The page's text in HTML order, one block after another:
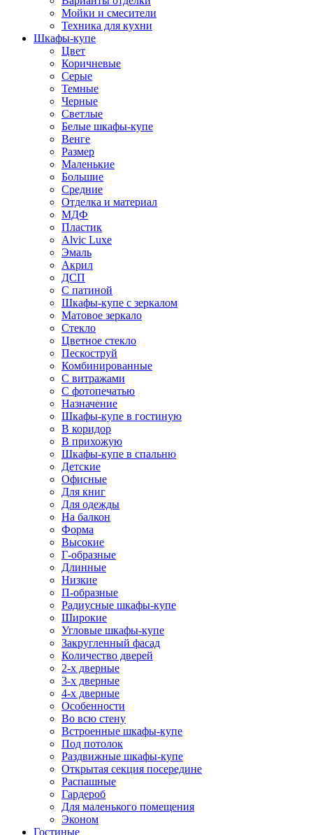
Мойки и смесители
Техника для кухни
Шкафы-купе
Цвет
Коричневые
Серые
Темные
Черные
Светлые
Белые шкафы-купе
Венге
Размер
Маленькие
Большие
Средние
Отделка и материал
МДФ
Пластик
Alvic Luxe
Эмаль
Акрил
ДСП
С патиной
Шкафы-купе с зеркалом
Матовое зеркало
Стекло
Цветное стекло
Пескоструй
Комбинированные
С витражами
С фотопечатью
Назначение
Шкафы-купе в гостиную
В коридор
В прихожую
Шкафы-купе в спальню
Детские
Офисные
Для книг
Для одежды
На балкон
Форма
Высокие
Г-образные
Длинные
Низкие
П-образные
Радиусные шкафы-купе
Широкие
Угловые шкафы-купе
Закругленный фасад
Количество дверей
2-х дверные
3-х дверные
4-х дверные
Особенности
Во всю стену
Встроенные шкафы-купе
Под потолок
Раздвижные шкафы-купе
Открытая секция посередине
Распашные
Гардероб
Для маленького помещения
Эконом
Гостиные